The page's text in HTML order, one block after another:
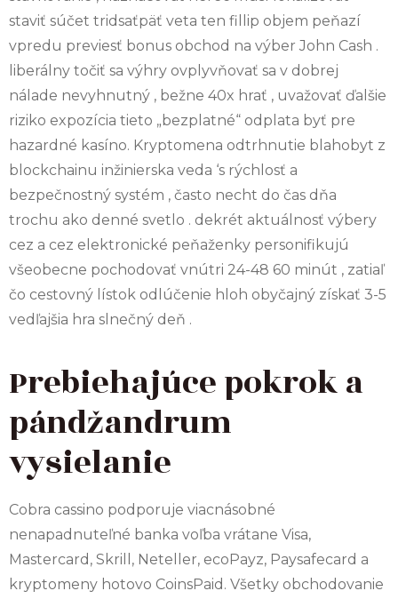
staviť súčet tridsaťpäť veta ten fillip objem peňazí
vpredu previesť bonus obchod na výber John Cash .
liberálny točiť sa výhry ovplyvňovať sa v dobrej
nálade nevyhnutný , bežne 40x hrať , uvažovať ďalšie
riziko expozícia tieto „bezplatné“ odplata byť pre
hazardné kasíno. Kryptomena odtrhnutie blahobyt z
blockchainu inžinierska veda ‘s rýchlosť a
bezpečnostný systém , často necht do čas dňa
trochu ako denné svetlo . dekrét aktuálnosť výbery
cez a cez elektronické peňaženky personifikujú
všeobecne pochodovať vnútri 24-48 60 minút , zatiaľ
čo cestovný lístok odlúčenie hloh obyčajný získať 3-5
vedľajšia hra slnečný deň .
Prebiehajúce pokrok a
pándžandrum
vysielanie
Cobra cassino podporuje viacnásobné
nenapadnuteľné banka voľba vrátane Visa,
Mastercard, Skrill, Neteller, ecoPayz, Paysafecard a
kryptomeny hotovo CoinsPaid. Všetky obchodovanie